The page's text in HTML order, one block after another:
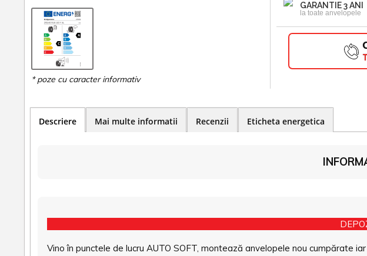
GARANTIE 3 ANI
la toate anvelopele
Descriere Mai multe informatii Recenzii Eticheta energetica
Vino în punctele de lucru AUTO SOFT, montează anvelopele nou cumpărate